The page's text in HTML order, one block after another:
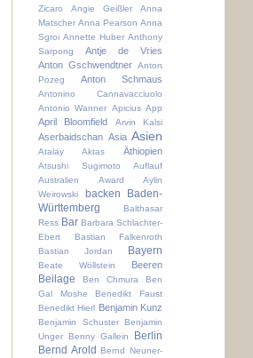
Zicaro
Angie Geißler
Anna
Matscher Anna Pearson Anna
Sgroi Annette Huber Anthony
Sarpong
Antje de Vries
Anton Gschwendtner Anton
Pozeg
Anton Schmaus
Antonino Cannavacciuolo
Antonio Wanner Apicius App
April Bloomfield Arvin Kalsi
Aserbaidschan Asia Asien
Atalay Aktas Äthiopien
Atsushi Sugimoto
Auflauf
Australien
Award
Aylin
Weirowski
backen
Baden-
Württemberg
Balthasar
Ress Bar Barbara Schlachter-
Ebert
Bastian Falkenroth
Bastian Jordan
Bayern
Beate Wöllstein Beeren
Beilage Ben Chmura
Ben
Gal Moshe
Benedikt Faust
Benedikt Hierl Benjamin Kunz
Benjamin Schuster
Benjamin
Unger
Benny Gallein
Berlin
Bernd Arold Bernd Neuner-